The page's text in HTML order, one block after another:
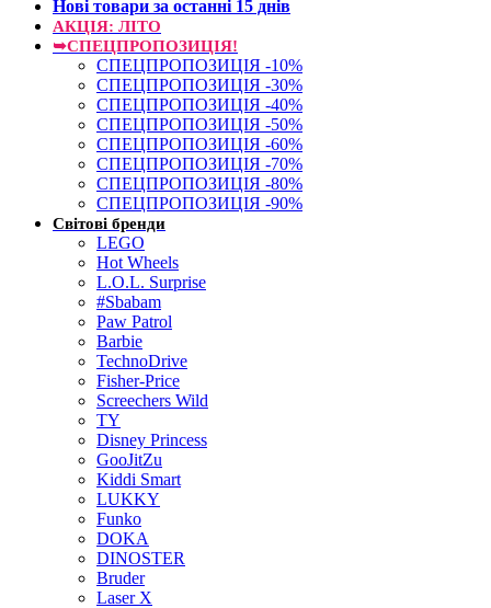
Нові товари за останнi 15 днiв
АКЦІЯ: ЛІТО
➥СПЕЦПРОПОЗИЦІЯ!
СПЕЦПРОПОЗИЦІЯ -10%
СПЕЦПРОПОЗИЦІЯ -30%
СПЕЦПРОПОЗИЦІЯ -40%
СПЕЦПРОПОЗИЦІЯ -50%
СПЕЦПРОПОЗИЦІЯ -60%
СПЕЦПРОПОЗИЦІЯ -70%
СПЕЦПРОПОЗИЦІЯ -80%
СПЕЦПРОПОЗИЦІЯ -90%
Світові бренди
LEGO
Hot Wheels
L.O.L. Surprise
#Sbabam
Paw Patrol
Barbie
TechnoDrive
Fisher-Price
Screechers Wild
TY
Disney Princess
GooJitZu
Kiddi Smart
LUKKY
Funko
DOKA
DINOSTER
Bruder
Laser X